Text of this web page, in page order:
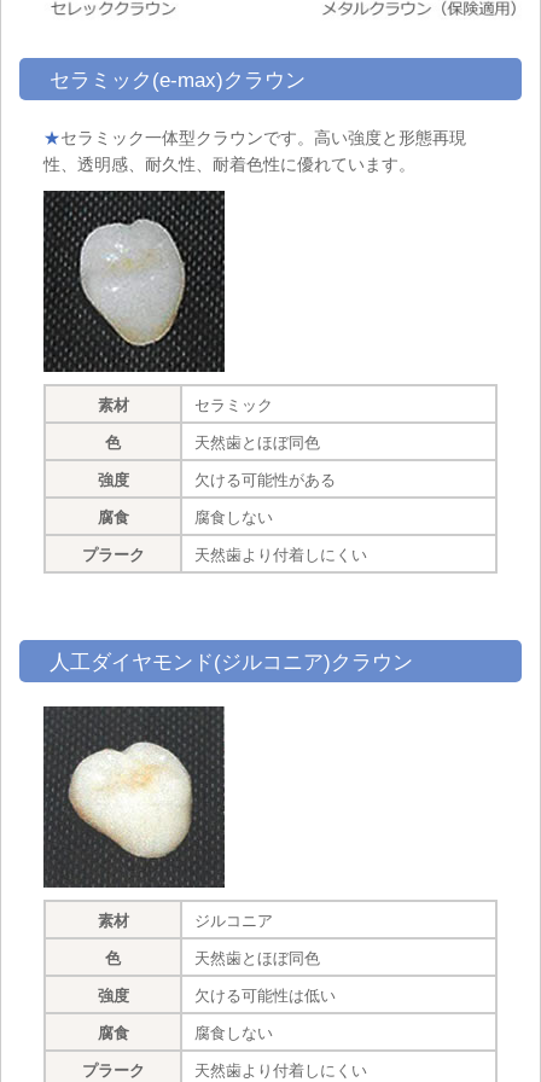
セラミック(e-max)クラウン
★セラミック一体型クラウンです。高い強度と形態再現
性、透明感、耐久性、耐着色性に優れています。
素材 セラミック
色 天然歯とほぼ同色
強度 欠ける可能性がある
腐食 腐食しない
プラーク 天然歯より付着しにくい
人工ダイヤモンド(ジルコニア)クラウン
素材 ジルコニア
色 天然歯とほぼ同色
強度 欠ける可能性は低い
腐食 腐食しない
プラーク 天然歯より付着しにくい